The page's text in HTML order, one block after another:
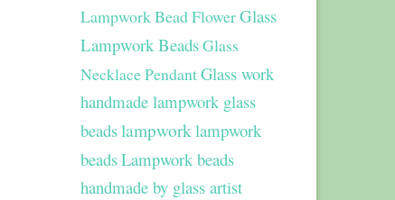
Lampwork Bead FlowerGlass
Lampwork BeadsGlass
Necklace PendantGlass work
handmade lampwork glass
beadslampworklampwork
beadsLampwork beads
handmade by glass artist